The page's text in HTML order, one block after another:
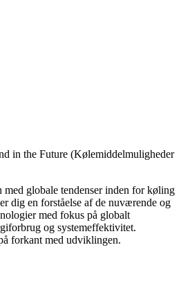
in the Future (Kølemiddelmuligheder
globale tendenser inden for køling
dig en forståelse af de nuværende og
med fokus på globalt
og systemeffektivitet.
forkant med udviklingen.